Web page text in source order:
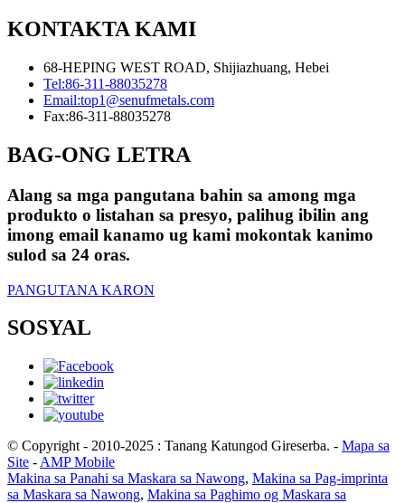
KONTAKTA KAMI
68-HEPING WEST ROAD, Shijiazhuang, Hebei
Tel:86-311-88035278
Email:top1@senufmetals.com
Fax:86-311-88035278
BAG-ONG LETRA
Alang sa mga pangutana bahin sa among mga
produkto o listahan sa presyo, palihug ibilin ang
imong email kanamo ug kami mokontak kanimo
sulod sa 24 oras.
PANGUTANA KARON
SOSYAL
© Copyright - 2010-2025 : Tanang Katungod Gireserba. - Mapa sa
Site - AMP Mobile
Makina sa Panahi sa Maskara sa Nawong, Makina sa Pag-imprinta
sa Maskara sa Nawong, Makina sa Paghimo og Maskara sa